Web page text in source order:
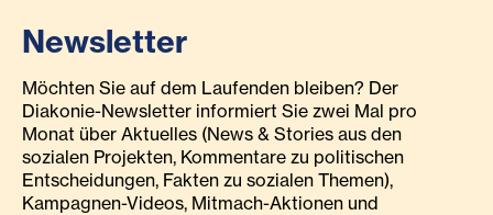
Newsletter
Möchten Sie auf dem Laufenden bleiben? Der
Diakonie-Newsletter informiert Sie zwei Mal pro
Monat über Aktuelles (News & Stories aus den
sozialen Projekten, Kommentare zu politischen
Entscheidungen, Fakten zu sozialen Themen),
Kampagnen-Videos, Mitmach-Aktionen und